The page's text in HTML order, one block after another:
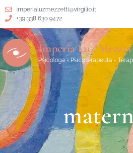
imperialuzmezzetti@virgilio.it
+39 338 630 9472
Imperia Luz
Psicologa - Psicoterapeuta -